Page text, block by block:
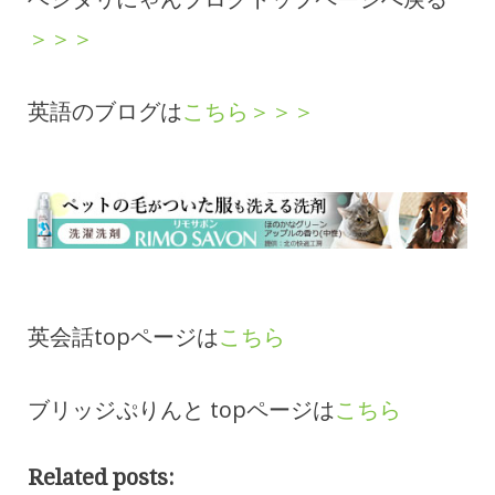
＞＞＞
英語のブログはこちら＞＞＞
英会話topページはこちら
ブリッジぷりんと topページはこちら
Related posts: